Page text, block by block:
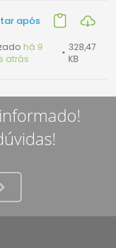
após
há 9
atrás
• 328,47
KB